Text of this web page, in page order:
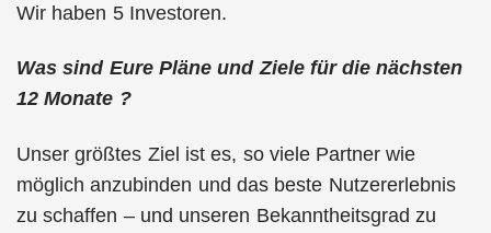
Wir haben 5 Investoren.
Was sind Eure Pläne und Ziele für die nächsten
12 Monate ?
Unser größtes Ziel ist es, so viele Partner wie
möglich anzubinden und das beste Nutzererlebnis
zu schaffen – und unseren Bekanntheitsgrad zu